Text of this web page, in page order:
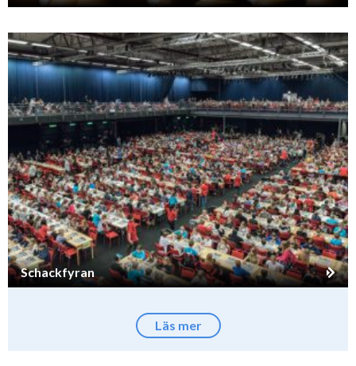
Schackfyran
Läs mer